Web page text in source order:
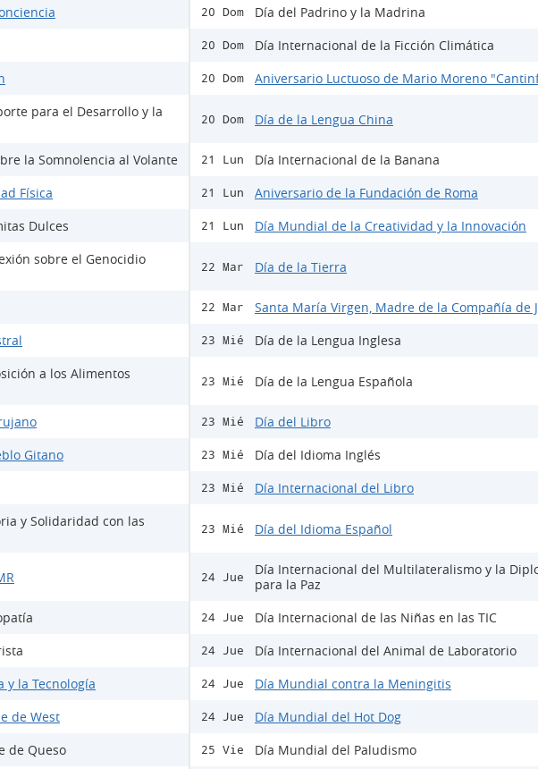
para el Desarrollo y la
la Somnolencia al Volante
Física
Dulces
sobre el Genocidio
a los Alimentos
Gitano
y Solidaridad con las
y la Tecnología
de West
de Queso
20 Dom Día del Padrino y la Madrina
20 Dom Día Internacional de la Ficción Climática
20 Dom Aniversario Luctuoso de Mario Moreno
20 Dom Día de la Lengua China
21 Lun Día Internacional de la Banana
21 Lun Aniversario de la Fundación de Roma
21 Lun Día Mundial de la Creatividad y la Innovación
22 Mar Día de la Tierra
22 Mar Santa María Virgen, Madre de la Compañía de
23 Mié Día de la Lengua Inglesa
23 Mié Día de la Lengua Española
23 Mié Día del Libro
23 Mié Día del Idioma Inglés
23 Mié Día Internacional del Libro
23 Mié Día del Idioma Español
24 Jue
Día Internacional del Multilateralismo y la
para la Paz
24 Jue Día Internacional de las Niñas en las TIC
24 Jue Día Internacional del Animal de Laboratorio
24 Jue Día Mundial contra la Meningitis
24 Jue Día Mundial del Hot Dog
25 Vie Día Mundial del Paludismo